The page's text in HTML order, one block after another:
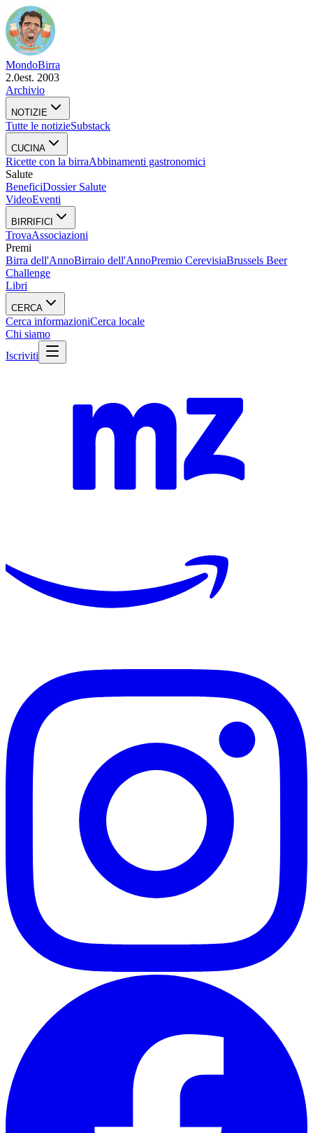
MondoBirra
2.0est. 2003
Archivio
NOTIZIE
Tutte le notizieSubstack
CUCINA
Ricette con la birraAbbinamenti gastronomici
Salute
BeneficiDossier Salute
VideoEventi
BIRRIFICI
TrovaAssociazioni
Premi
Birra dell'AnnoBirraio dell'AnnoPremio CerevisiaBrussels Beer
Challenge
Libri
CERCA
Cerca informazioniCerca locale
Chi siamo
Iscriviti